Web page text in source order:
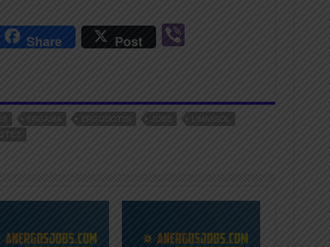
Share Post
ERGASIA ERGODOTISI JOBS
LIMASSOL